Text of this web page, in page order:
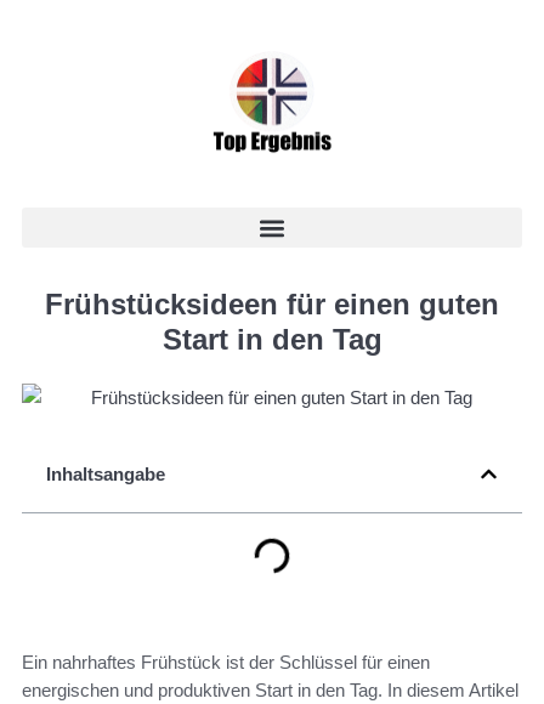
Frühstücksideen für einen guten
Start in den Tag
Inhaltsangabe
Ein nahrhaftes Frühstück ist der Schlüssel für einen
energischen und produktiven Start in den Tag. In diesem Artikel